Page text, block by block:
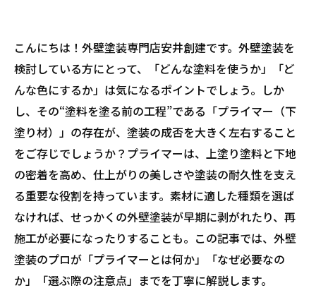
こんにちは！外壁塗装専門店安井創建です。外壁塗装を
検討している方にとって、「どんな塗料を使うか」「ど
んな色にするか」は気になるポイントでしょう。しか
し、その“塗料を塗る前の工程”である「プライマー（下
塗り材）」の存在が、塗装の成否を大きく左右すること
をご存じでしょうか？プライマーは、上塗り塗料と下地
の密着を高め、仕上がりの美しさや塗装の耐久性を支え
る重要な役割を持っています。素材に適した種類を選ば
なければ、せっかくの外壁塗装が早期に剥がれたり、再
施工が必要になったりすることも。この記事では、外壁
塗装のプロが「プライマーとは何か」「なぜ必要なの
か」「選ぶ際の注意点」までを丁寧に解説します。